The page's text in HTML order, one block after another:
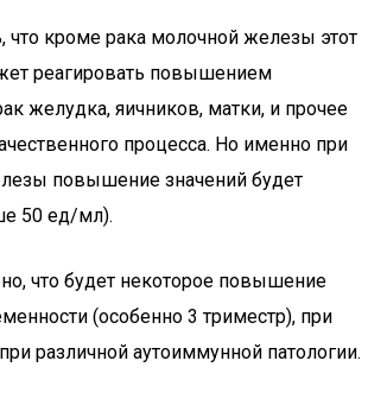
что кроме рака молочной железы этот
реагировать повышением
желудка, яичников, матки, и прочее
процесса. Но именно при
повышение значений будет
50 ед/мл).
что будет некоторое повышение
(особенно 3 триместр), при
различной аутоиммунной патологии.